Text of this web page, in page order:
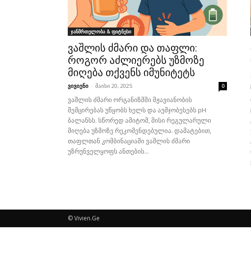
ჯანმრთელობა & ფიტნესი
ვაშლის ძმარი და თაფლი:
როგორ აძლიერებს უზმოზე
მიღება თქვენს იმუნიტეტს
ვივიენი - მაისი 20, 2025 0
ვაშლის ძმარი ორგანიზმში მჟავიანობის
შემცირებას უწყობს ხელს და აუმჯობესებს pH
ბალანსს. სწორედ ამიტომ, მისი რეგულარული
მიღება უზმოზე რეკომენდებულია. დამატებით,
თაფლთან კომბინაციაში ვაშლის ძმარი
უზრუნველყოფს ანთების...
© Vivien.Ge